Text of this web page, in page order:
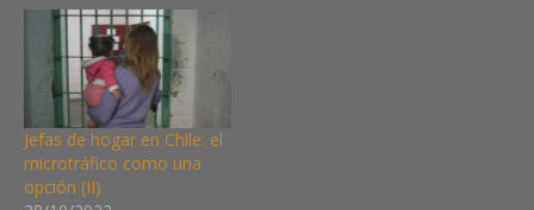
Jefas de hogar en Chile: el
microtráfico como una
opción (II)